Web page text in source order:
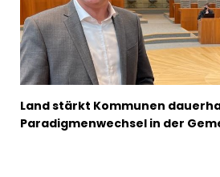
Land stärkt Kommunen
Paradigmenwechsel in der